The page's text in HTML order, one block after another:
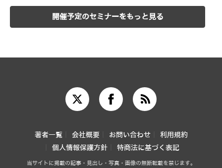
開催予定のセミナーをもっと見る
著者一覧 会社概要 お問い合わせ
利用規約
個人情報保護方針
特商法に基づく表記
当サイトに掲載の記事・見出し・写真・画像の無断転載を禁じます。